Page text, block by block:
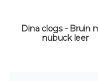
Dina clogs - Bruin
nubuck leer